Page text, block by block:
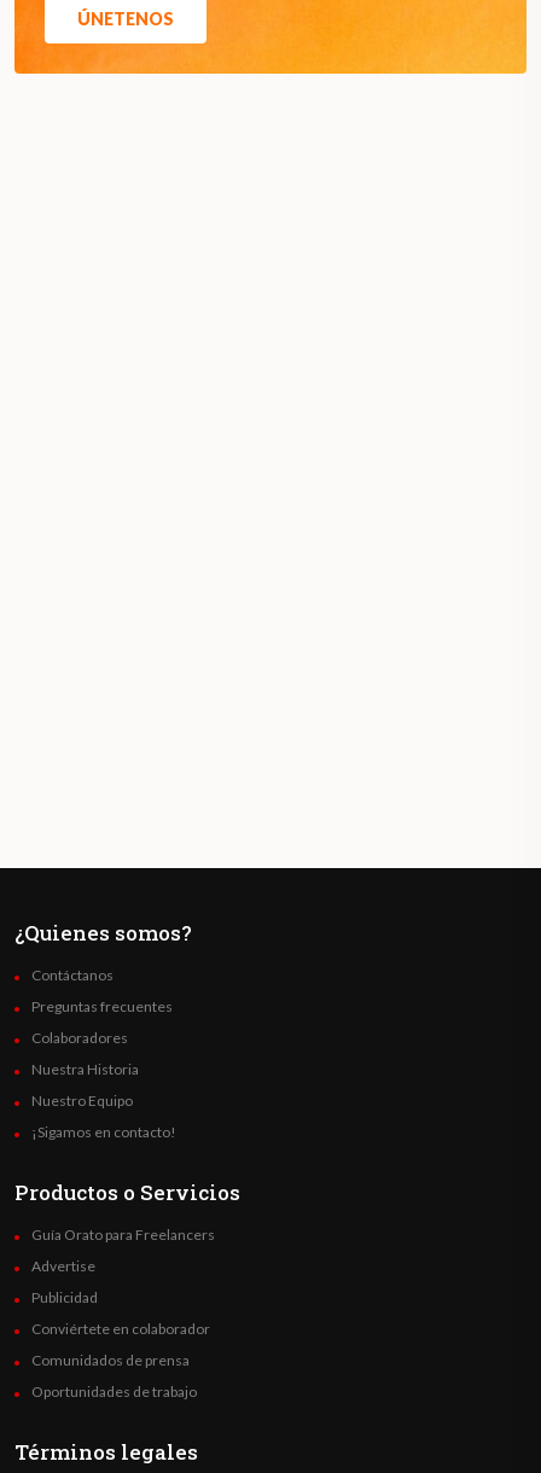
ÚNETENOS
¿Quienes somos?
Contáctanos
Preguntas frecuentes
Colaboradores
Nuestra Historia
Nuestro Equipo
¡Sigamos en contacto!
Productos o Servicios
Guía Orato para Freelancers
Advertise
Publicidad
Conviértete en colaborador
Comunidados de prensa
Oportunidades de trabajo
Términos legales